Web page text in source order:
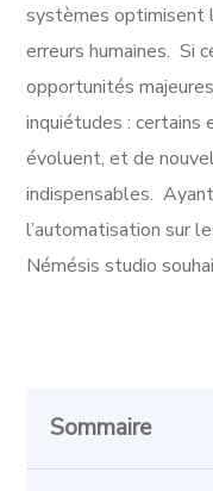
systèmes optimisent
erreurs humaines. Si
opportunités
inquiétudes : certains
évoluent, et de
indispensables.
l’automatisation sur
Némésis studio
Sommaire